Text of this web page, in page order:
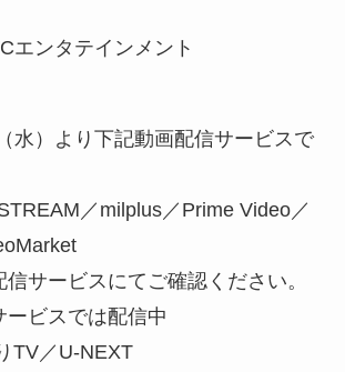
エンタテインメント
水）より下記動画配信サービスで
／milplus／Prime Video／
サービスにてご確認ください。
ビスでは配信中
TV／U-NEXT